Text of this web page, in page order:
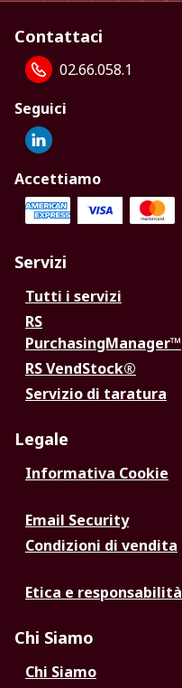
Contattaci
02.66.058.1
Seguici
Accettiamo
Servizi
Tutti i servizi
RS
PurchasingManager™
RS VendStock®
Servizio di taratura
Legale
Informativa Cookie
Email Security
Condizioni di vendita
Etica e responsabilità
Chi Siamo
Chi Siamo